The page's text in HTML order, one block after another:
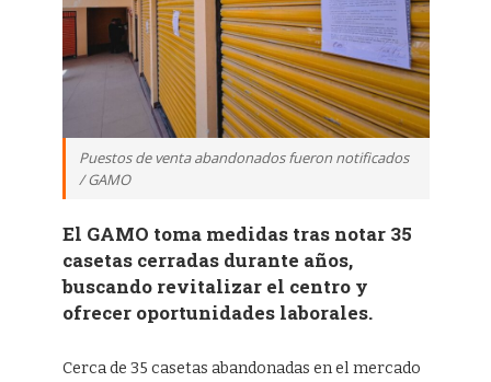
Puestos de venta abandonados fueron notificados
/ GAMO
El GAMO toma medidas tras notar 35
casetas cerradas durante años,
buscando revitalizar el centro y
ofrecer oportunidades laborales.
Cerca de 35 casetas abandonadas en el mercado